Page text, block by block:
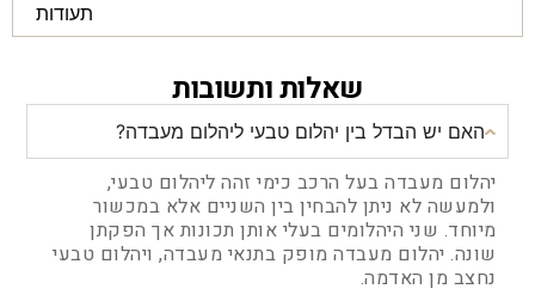
שאלות ותשובות
האם יש הבדל בין יהלום טבעי ליהלום מעבדה?
יהלום מעבדה בעל הרכב כימי זהה ליהלום טבעי,
ולמעשה לא ניתן להבחין בין השניים אלא במכשור
מיוחד. שני היהלומים בעלי אותן תכונות אך הפקתן
שונה. יהלום מעבדה מופק בתנאי מעבדה, ויהלום טבעי
נחצב מן האדמה.
תעודות